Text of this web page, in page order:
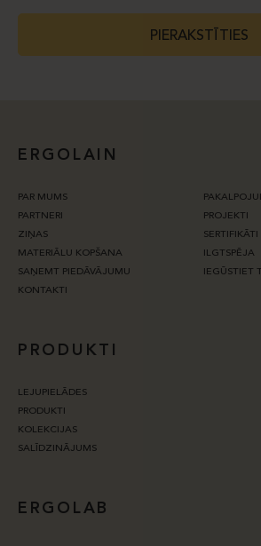
PIERAKSTĪTIES
ERGOLAIN
PAR MUMS
PARTNERI
PROJEKTI
ZIŅAS
SERTIFIKĀTI
MATERIĀLU KOPŠANA
ILGTSPĒJA
SAŅEMT PIEDĀVĀJUMU
IEGŪSTIET
KONTAKTI
PRODUKTI
LEJUPIELĀDES
PRODUKTI
KOLEKCIJAS
SALĪDZINĀJUMS
ERGOLAB